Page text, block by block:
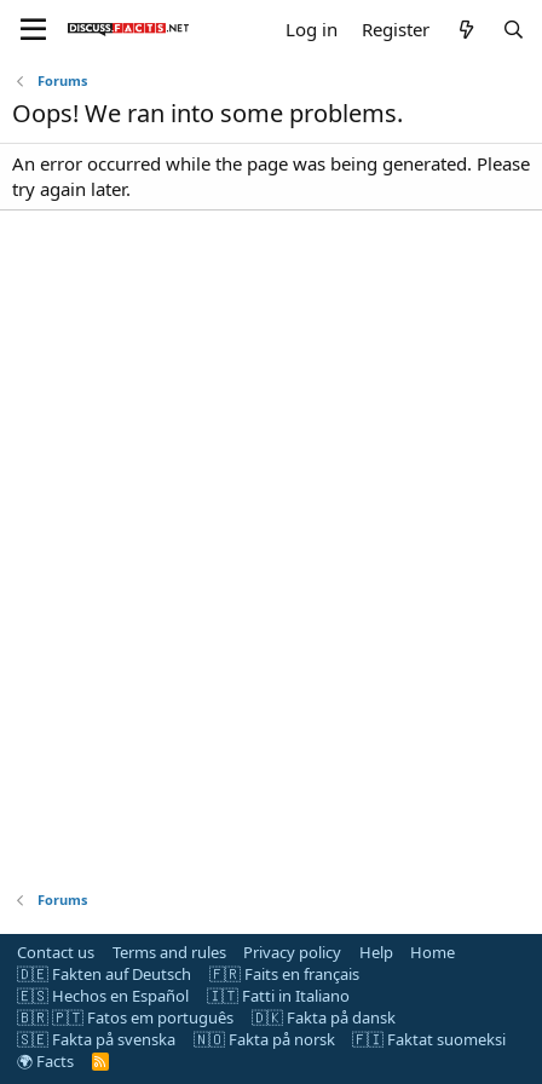
Log in Register
Forums
Oops! We ran into some problems.
An error occurred while the page was being generated. Please
try again later.
Forums
Contact us Terms and rules Privacy policy Help
Home
🇩🇪 Fakten auf Deutsch
🇫🇷 Faits en français
🇪🇸 Hechos en Español
🇮🇹 Fatti in Italiano
🇧🇷 🇵🇹 Fatos em português
🇩🇰 Fakta på dansk
🇸🇪 Fakta på svenska
🇳🇴 Fakta på norsk
🇫🇮 Faktat suomeksi
🌍 Facts
R